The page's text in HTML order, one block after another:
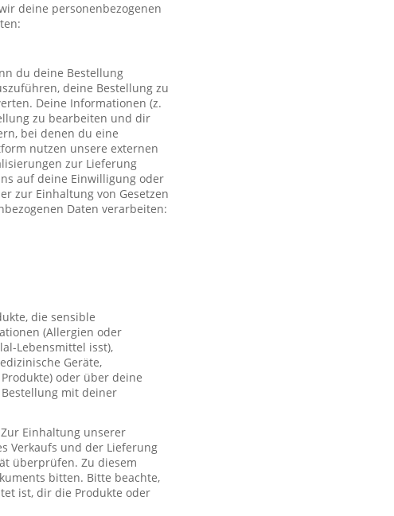
deine personenbezogenen
du deine Bestellung
deine Bestellung zu
Deine Informationen (z.
zu bearbeiten und dir
bei denen du eine
nutzen unsere externen
zur Lieferung
auf deine Einwilligung oder
zur Einhaltung von Gesetzen
Daten verarbeiten:
die sensible
(Allergien oder
Lebensmittel isst),
Geräte,
oder über deine
mit deiner
Einhaltung unserer
Verkaufs und der Lieferung
überprüfen. Zu diesem
bitten. Bitte beachte,
ist, dir die Produkte oder